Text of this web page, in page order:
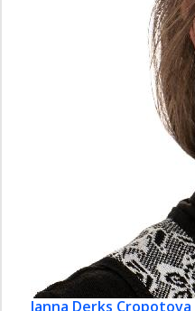
Janna Derks Cropotova